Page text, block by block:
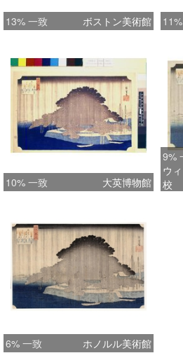
13% 一致 ボストン美術館
10% 一致 大英博物館
9%
ウ
校
6% 一致 ホノルル美術館